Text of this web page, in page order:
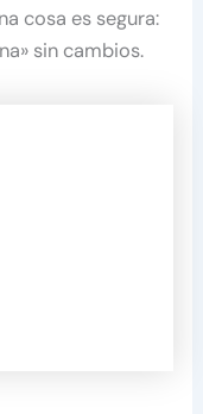
cosa es segura:
sin cambios.